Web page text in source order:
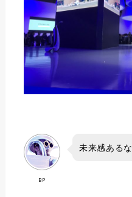
BP
未来感あるな